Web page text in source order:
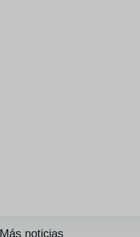
Más noticias